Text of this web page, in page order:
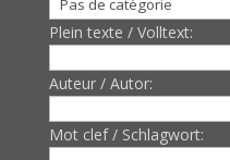
Plein texte / Volltext:
Auteur / Autor:
Mot clef / Schlagwort: